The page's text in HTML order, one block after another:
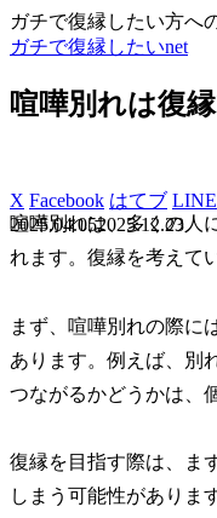
ガチで復縁したい方へ
ガチで復縁したいnet
喧嘩別れは復
X Facebook はてブ LINE
2025.04.052025.12.23
喧嘩別れは、多くの人
れます。復縁を考えて
まず、喧嘩別れの際に
あります。例えば、別
つながるかどうかは、
復縁を目指す際は、ま
しまう可能性がありま